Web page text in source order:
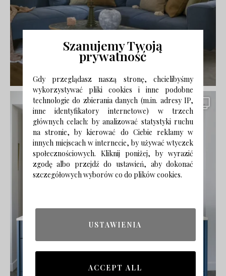
Szanujemy Twoją
prywatność
Gdy przeglądasz naszą stronę, chcielibyśmy
wykorzystywać pliki cookies i inne podobne
technologie do zbierania danych (m.in. adresy IP,
inne identyfikatory internetowe) w trzech
głównych celach: by analizować statystyki ruchu
na stronie, by kierować do Ciebie reklamy w
innych miejscach w internecie, by używać wtyczek
społecznościowych. Kliknij poniżej, by wyrazić
zgodę albo przejdź do ustawień, aby dokonać
szczegółowych wyborów co do plików cookies.
USTAWIENIA
ACCEPT ALL